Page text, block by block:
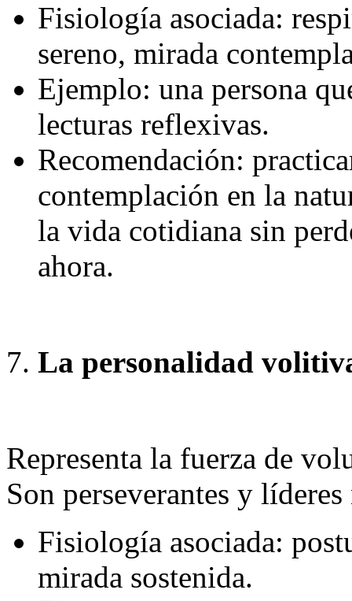
Fisiología asociada:
sereno, mirada
Ejemplo: una persona
lecturas reflexivas.
Recomendación:
contemplación en la
la vida cotidiana sin
ahora.
La personalidad
Representa la fuerza de
Son perseverantes y líderes
Fisiología asociada:
mirada sostenida.